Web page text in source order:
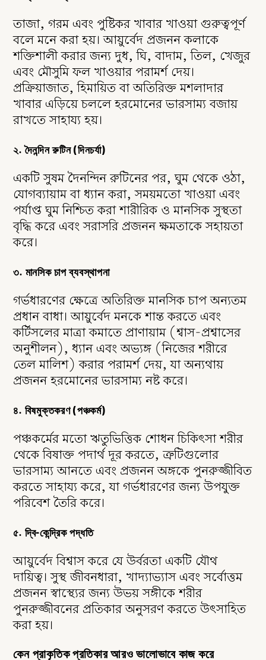
তাজা, গরম এবং পুষ্টিকর খাবার খাওয়া গুরুত্বপূর্ণ
বলে মনে করা হয়। আয়ুর্বেদ প্রজনন কলাকে
শক্তিশালী করার জন্য দুধ, ঘি, বাদাম, তিল, খেজুর
এবং মৌসুমি ফল খাওয়ার পরামর্শ দেয়।
প্রক্রিয়াজাত, হিমায়িত বা অতিরিক্ত মশলাদার
খাবার এড়িয়ে চললে হরমোনের ভারসাম্য বজায়
রাখতে সাহায্য হয়।
২. দৈনন্দিন রুটিন (দিনচর্যা)
একটি সুষম দৈনন্দিন রুটিনের পর, ঘুম থেকে ওঠা,
যোগব্যায়াম বা ধ্যান করা, সময়মতো খাওয়া এবং
পর্যাপ্ত ঘুম নিশ্চিত করা শারীরিক ও মানসিক সুস্থতা
বৃদ্ধি করে এবং সরাসরি প্রজনন ক্ষমতাকে সহায়তা
করে।
৩. মানসিক চাপ ব্যবস্থাপনা
গর্ভধারণের ক্ষেত্রে অতিরিক্ত মানসিক চাপ অন্যতম
প্রধান বাধা। আয়ুর্বেদ মনকে শান্ত করতে এবং
কর্টিসলের মাত্রা কমাতে প্রাণায়াম (শ্বাস-প্রশ্বাসের
অনুশীলন), ধ্যান এবং অভ্যঙ্গ (নিজের শরীরে
তেল মালিশ) করার পরামর্শ দেয়, যা অন্যথায়
প্রজনন হরমোনের ভারসাম্য নষ্ট করে।
৪. বিষমুক্তকরণ (পঞ্চকর্ম)
পঞ্চকর্মের মতো ঋতুভিত্তিক শোধন চিকিৎসা শরীর
থেকে বিষাক্ত পদার্থ দূর করতে, ত্রুটিগুলোর
ভারসাম্য আনতে এবং প্রজনন অঙ্গকে পুনরুজ্জীবিত
করতে সাহায্য করে, যা গর্ভধারণের জন্য উপযুক্ত
পরিবেশ তৈরি করে।
৫. দ্বি-কেন্দ্রিক পদ্ধতি
আয়ুর্বেদ বিশ্বাস করে যে উর্বরতা একটি যৌথ
দায়িত্ব। সুস্থ জীবনধারা, খাদ্যাভ্যাস এবং সর্বোত্তম
প্রজনন স্বাস্থ্যের জন্য উভয় সঙ্গীকে শরীর
পুনরুজ্জীবনের প্রতিকার অনুসরণ করতে উৎসাহিত
করা হয়।
কেন প্রাকৃতিক প্রতিকার আরও ভালোভাবে কাজ করে